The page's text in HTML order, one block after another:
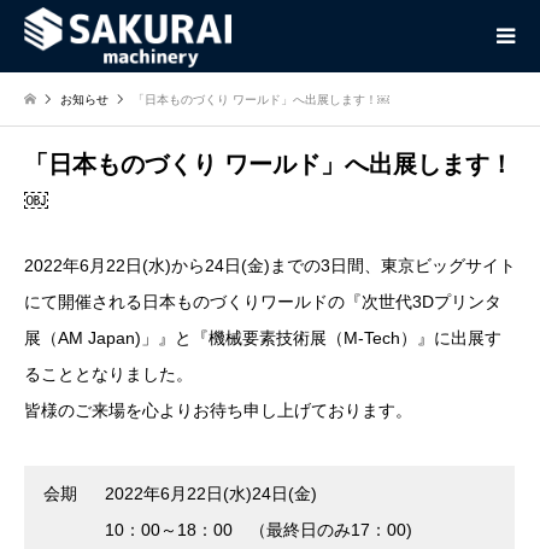
お知らせ 「日本ものづくり ワールド」へ出展します！￼
「日本ものづくり ワールド」へ出展します！
￼
2022年6月22日(水)から24日(金)までの3日間、東京ビッグサイト
にて開催される日本ものづくりワールドの『次世代3Dプリンタ
展（AM Japan)」』と『機械要素技術展（M-Tech）』に出展す
ることとなりました。
皆様のご来場を心よりお待ち申し上げております。
会期
2022年6月22日(水)24日(金)
10：00～18：00 （最終日のみ17：00)